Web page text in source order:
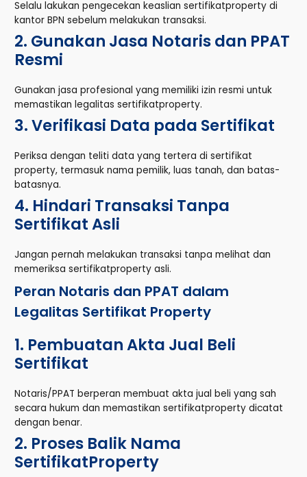
Selalu lakukan pengecekan keaslian sertifikatproperty di
kantor BPN sebelum melakukan transaksi.
2. Gunakan Jasa Notaris dan PPAT
Resmi
Gunakan jasa profesional yang memiliki izin resmi untuk
memastikan legalitas sertifikatproperty.
3. Verifikasi Data pada Sertifikat
Periksa dengan teliti data yang tertera di sertifikat
property, termasuk nama pemilik, luas tanah, dan batas-
batasnya.
4. Hindari Transaksi Tanpa
Sertifikat Asli
Jangan pernah melakukan transaksi tanpa melihat dan
memeriksa sertifikatproperty asli.
Peran Notaris dan PPAT dalam
Legalitas Sertifikat Property
1. Pembuatan Akta Jual Beli
Sertifikat
Notaris/PPAT berperan membuat akta jual beli yang sah
secara hukum dan memastikan sertifikatproperty dicatat
dengan benar.
2. Proses Balik Nama
SertifikatProperty